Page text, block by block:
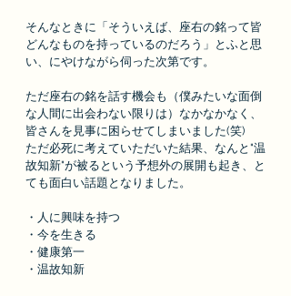
そんなときに「そういえば、座右の銘って皆
どんなものを持っているのだろう」とふと思
い、にやけながら伺った次第です。
ただ座右の銘を話す機会も（僕みたいな面倒
な人間に出会わない限りは）なかなかなく、
皆さんを見事に困らせてしまいました(笑)
ただ必死に考えていただいた結果、なんと"温
故知新"が被るという予想外の展開も起き、と
ても面白い話題となりました。
・人に興味を持つ
・今を生きる
・健康第一
・温故知新